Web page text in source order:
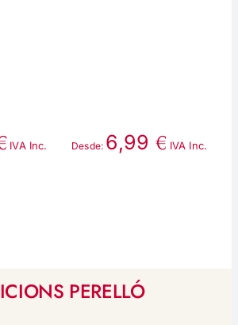
IVA Inc. Desde: 6,99€ IVA Inc.
PERELLÓ